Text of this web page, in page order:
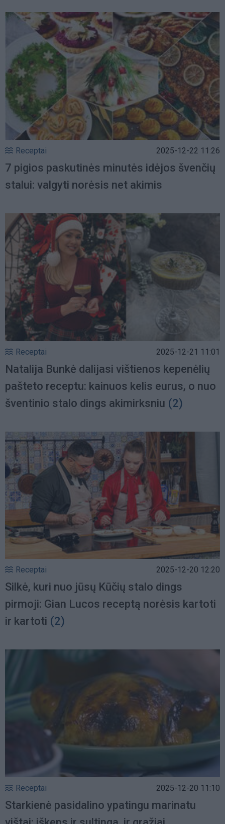
Receptai 2025-12-22 11:26
7 pigios paskutinės minutės idėjos švenčių
stalui: valgyti norėsis net akimis
Receptai 2025-12-21 11:01
Natalija Bunkė dalijasi vištienos kepenėlių
pašteto receptu: kainuos kelis eurus, o nuo
šventinio stalo dings akimirksniu (2)
Receptai 2025-12-20 12:20
Silkė, kuri nuo jūsų Kūčių stalo dings
pirmoji: Gian Lucos receptą norėsis kartoti
ir kartoti (2)
Receptai 2025-12-20 11:10
Starkienė pasidalino ypatingu marinatu